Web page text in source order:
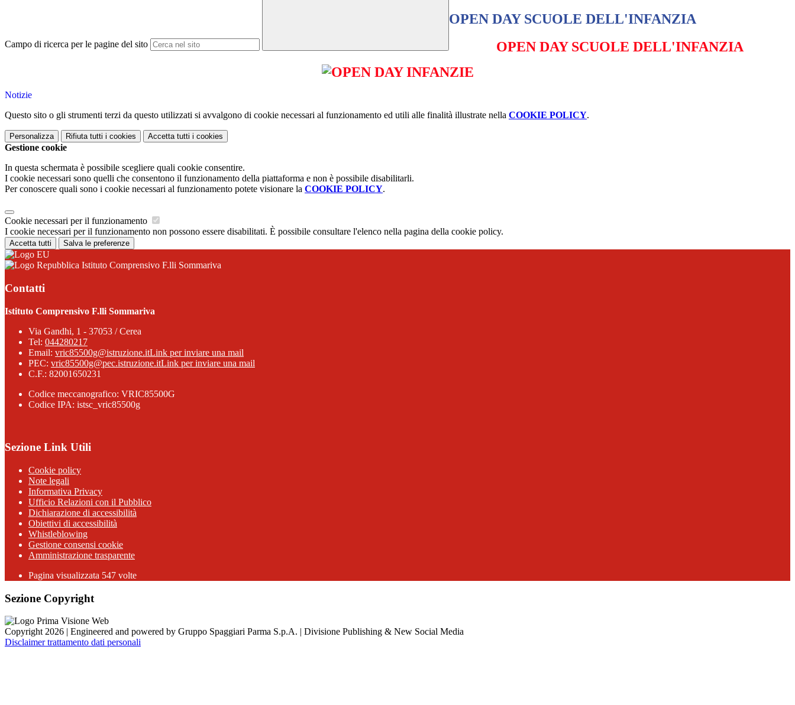
Campo di ricerca per le pagine del sito
OPEN DAY SCUOLE DELL'INFANZIA
OPEN DAY SCUOLE DELL'INFANZIA
Notizie
Questo sito o gli strumenti terzi da questo utilizzati si avvalgono di cookie necessari al funzionamento ed utili alle finalità illustrate nella COOKIE POLICY.
Personalizza Rifiuta tutti i cookies Accetta tutti i cookies
Gestione cookie
In questa schermata è possibile scegliere quali cookie consentire.
I cookie necessari sono quelli che consentono il funzionamento della piattaforma e non è possibile disabilitarli.
Per conoscere quali sono i cookie necessari al funzionamento potete visionare la COOKIE POLICY.
Cookie necessari per il funzionamento
I cookie necessari per il funzionamento non possono essere disabilitati. È possibile consultare l'elenco nella pagina della cookie policy.
Accetta tutti Salva le preferenze
Istituto Comprensivo F.lli Sommariva
Contatti
Istituto Comprensivo F.lli Sommariva
Via Gandhi, 1 - 37053 / Cerea
Tel: 044280217
Email: vric85500g@istruzione.itLink per inviare una mail
PEC: vric85500g@pec.istruzione.itLink per inviare una mail
C.F.: 82001650231
Codice meccanografico: VRIC85500G
Codice IPA: istsc_vric85500g
Sezione Link Utili
Cookie policy
Note legali
Informativa Privacy
Ufficio Relazioni con il Pubblico
Dichiarazione di accessibilità
Obiettivi di accessibilità
Whistleblowing
Gestione consensi cookie
Amministrazione trasparente
Pagina visualizzata 547 volte
Sezione Copyright
Copyright 2026 | Engineered and powered by Gruppo Spaggiari Parma S.p.A. | Divisione Publishing & New Social Media
Disclaimer trattamento dati personali